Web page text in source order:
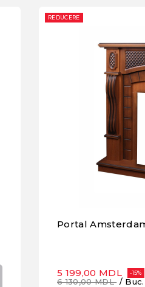
REDUCERE
Portal
5 199,00 MDL -15%
6 130,00 MDL/ Buc.